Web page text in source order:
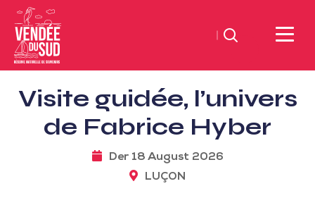
Sud
Vendée
TourismusSüd
Suchen
Visite guidée, l’univers
de Fabrice Hyber
Der 18 August 2026
LUÇON